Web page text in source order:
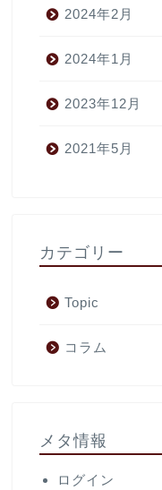
2024年2月
2024年1月
2023年12月
2021年5月
カテゴリー
Topic
コラム
メタ情報
ログイン